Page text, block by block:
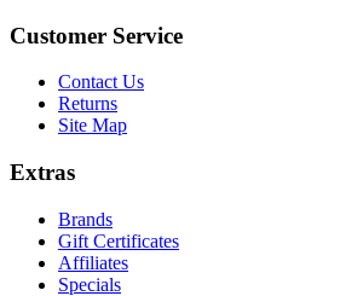
Customer Service
Contact Us
Returns
Site Map
Extras
Brands
Gift Certificates
Affiliates
Specials